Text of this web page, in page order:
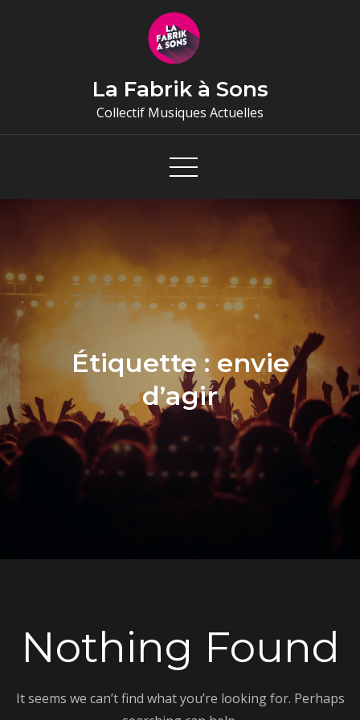
La Fabrik à Sons
Collectif Musiques Actuelles
Étiquette : envie
d’agir
Nothing Found
It seems we can’t find what you’re looking for. Perhaps